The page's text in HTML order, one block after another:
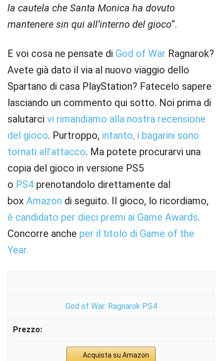
la cautela che Santa Monica ha dovuto
mantenere sin qui all’interno del gioco“.
E voi cosa ne pensate di God of War Ragnarok?
Avete già dato il via al nuovo viaggio dello
Spartano di casa PlayStation? Fatecelo sapere
lasciando un commento qui sotto. Noi prima di
salutarci vi rimandiamo alla nostra recensione
del gioco. Purtroppo, intanto, i bagarini sono
tornati all’attacco. Ma potete procurarvi una
copia del gioco in versione PS5
o PS4 prenotandolo direttamente dal
box Amazon di seguito. Il gioco, lo ricordiamo,
è candidato per dieci premi ai Game Awards.
Concorre anche per il titolo di Game of the
Year.
God of War: Ragnarok PS4
Acquista su Amazon